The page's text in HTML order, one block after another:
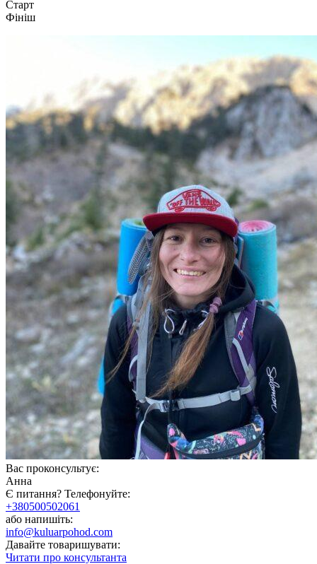
Старт
Фініш
Вас проконсультує:
Анна
Є питання? Телефонуйте:
+380500502061
або напишіть:
info@kuluarpohod.com
Давайте товаришувати:
Читати про консультанта